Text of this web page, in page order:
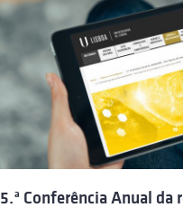
5.ª Conferência Anual da